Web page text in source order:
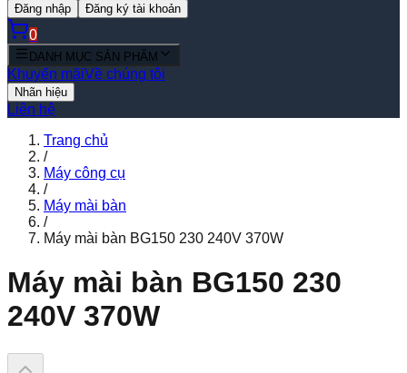
Đăng nhập
Đăng ký tài khoản
0
DANH MỤC SẢN PHẨM
Khuyến mãiVề chúng tôi
Nhãn hiệu
Liên hệ
Trang chủ
/
Máy công cụ
/
Máy mài bàn
/
Máy mài bàn BG150 230 240V 370W
Máy mài bàn BG150 230
240V 370W